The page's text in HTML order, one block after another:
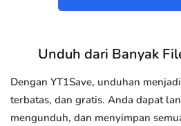
Unduh dari Banyak
Dengan YT1Save, unduhan
terbatas, dan gratis. Anda dapat
mengunduh, dan menyimpan